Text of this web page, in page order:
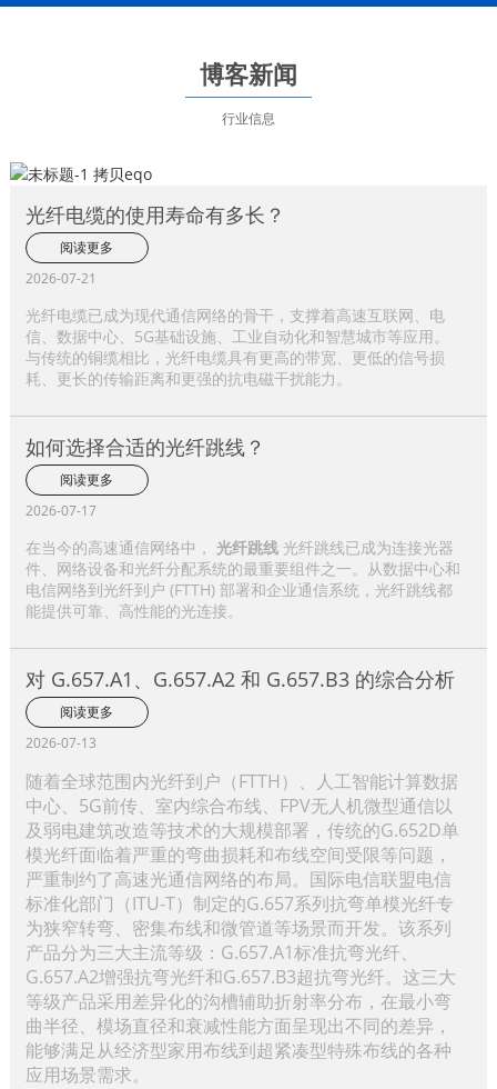
博客新闻
行业信息
光纤电缆的使用寿命有多长？
阅读更多
2026-07-21
光纤电缆已成为现代通信网络的骨干，支撑着高速互联网、电
信、数据中心、5G基础设施、工业自动化和智慧城市等应用。
与传统的铜缆相比，光纤电缆具有更高的带宽、更低的信号损
耗、更长的传输距离和更强的抗电磁干扰能力。
如何选择合适的光纤跳线？
阅读更多
2026-07-17
在当今的高速通信网络中， 光纤跳线光纤跳线已成为连接光器
件、网络设备和光纤分配系统的最重要组件之一。从数据中心和
电信网络到光纤到户 (FTTH) 部署和企业通信系统，光纤跳线都
能提供可靠、高性能的光连接。
对 G.657.A1、G.657.A2 和 G.657.B3 的综合分析
阅读更多
2026-07-13
随着全球范围内光纤到户（FTTH）、人工智能计算数据
中心、5G前传、室内综合布线、FPV无人机微型通信以
及弱电建筑改造等技术的大规模部署，传统的G.652D单
模光纤面临着严重的弯曲损耗和布线空间受限等问题，
严重制约了高速光通信网络的布局。国际电信联盟电信
标准化部门（ITU-T）制定的G.657系列抗弯单模光纤专
为狭窄转弯、密集布线和微管道等场景而开发。该系列
产品分为三大主流等级：G.657.A1标准抗弯光纤、
G.657.A2增强抗弯光纤和G.657.B3超抗弯光纤。这三大
等级产品采用差异化的沟槽辅助折射率分布，在最小弯
曲半径、模场直径和衰减性能方面呈现出不同的差异，
能够满足从经济型家用布线到超紧凑型特殊布线的各种
应用场景需求。